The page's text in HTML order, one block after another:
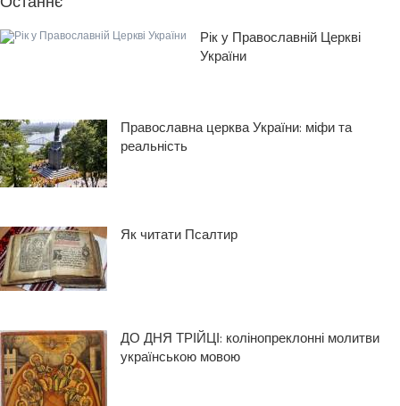
Рік у Православній Церкві
України
Православна церква України: міфи та
реальнiсть
Як читати Псалтир
ДО ДНЯ ТРІЙЦІ: колінопреклонні молитви
українською мовою